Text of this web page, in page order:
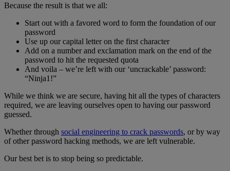
Because the result is that we all:
Start out with a favored word to form the foundation of our
password
Use up our capital letter on the first character
Add on a number and exclamation mark on the end of the
password to hit the requested quota
And voila – we’re left with our ‘uncrackable’ password:
“Ninja1!”
While we think we are secure, having hit all the types of characters
required, we are leaving ourselves open to having our password
guessed.
Whether through social engineering to crack passwords, or by way
of other password hacking methods, we are left vulnerable.
Our best bet is to stop being so predictable.